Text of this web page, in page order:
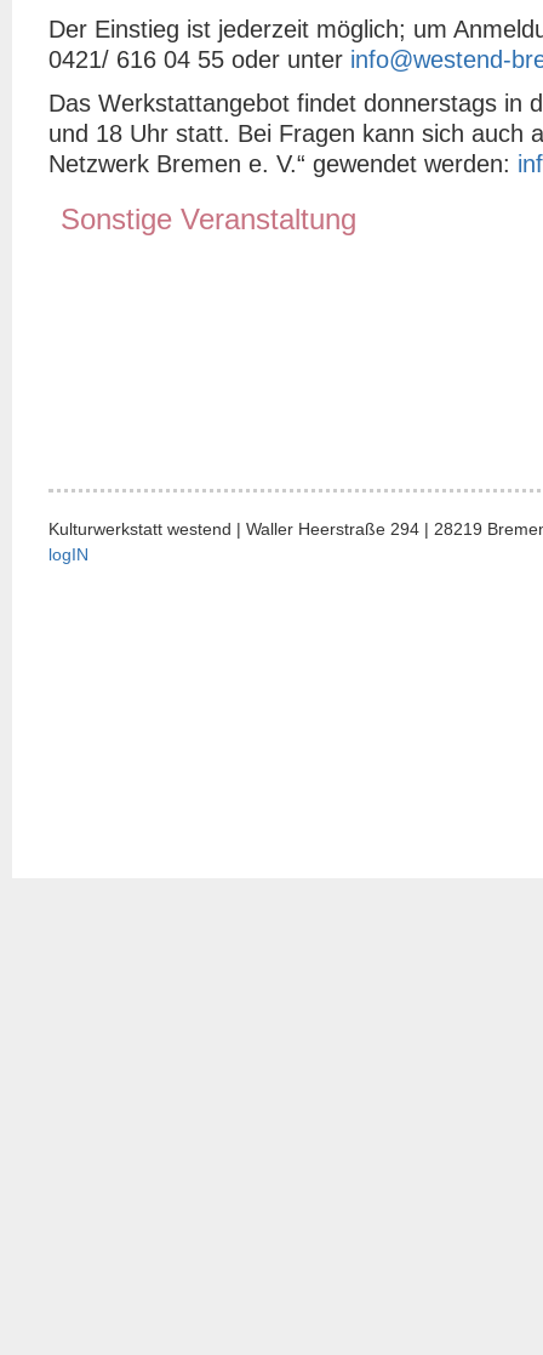
Der Einstieg ist jederzeit möglich; um
0421/ 616 04 55 oder unter info@westend-
Das Werkstattangebot findet donnerstags in
und 18 Uhr statt. Bei Fragen kann sich auch
Netzwerk Bremen e. V.“ gewendet werden:
Sonstige Veranstaltung
Kulturwerkstatt westend | Waller Heerstraße 294 | 28219
logIN